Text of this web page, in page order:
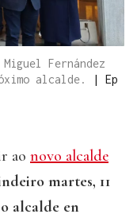
Fernández
alcalde.
| Ep
ao novo alcalde
martes, 11
o alcalde en